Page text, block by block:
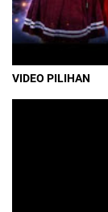
VIDEO PILIHAN